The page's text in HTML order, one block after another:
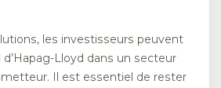
les investisseurs peuvent
Lloyd dans un secteur
Il est essentiel de rester